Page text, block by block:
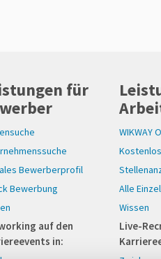
für
Bewerberprofil
Bewerbung
auf den
in:
WIKWAY
Alle
Wissen
Live-